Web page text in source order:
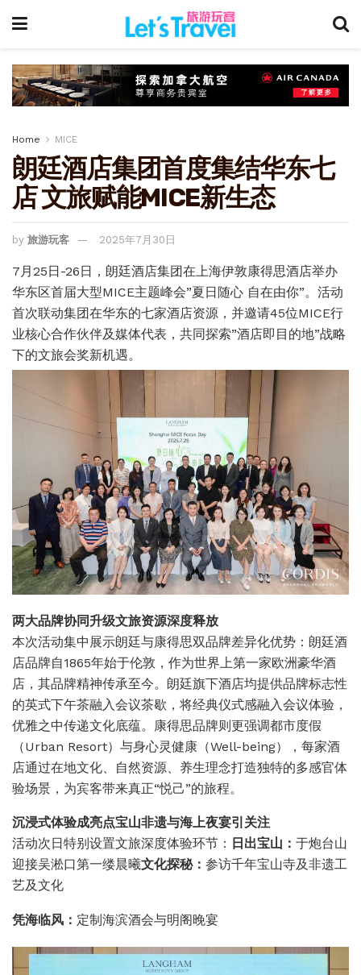
Home MICE
朗廷酒店集团首度集结华东七
店 文旅赋能MICE新生态
by 旅游玩客 2025年7月30日
7月25日-26日，朗廷酒店集团在上海伊敦康得思酒店举办
华东区首届大型MICE主题峰会”夏日随心 自在由你”。活动
首次联动集团在华东的七家酒店资源，并邀请45位MICE行
业核心合作伙伴及媒体代表，共同探索”酒店即目的地”战略
下的文旅会奖新机遇。
两大品牌协同升级文旅资源深度释放
本次活动集中展示朗廷与康得思双品牌差异化优势： 朗廷酒
店品牌自1865年始于伦敦，作为世界上第一家欧洲豪华酒
店，其品牌精神传承至今。朗廷旗下酒店均提供品牌标志性
的英式下午茶融入会议茶歇，将经典仪式感融入会议体验，
优雅之中传递文化底蕴。 康得思品牌则更强调都市度假
（Urban Resort）与身心灵健康（Well-being），每家酒
店通过在地文化、自然资源、养生理念打造独特的多感官体
验场景，为宾客带来真正“悦己”的旅程。
沉浸式体验成亮点宝山非遗与海上夜宴引关注
活动次日特别设置文旅深度体验环节： 日出宝山： 于炮台山
迎接吴淞口第一缕晨曦文化探秘： 参访千年宝山寺及非遗工
艺及文化
凭海临风： 定制海滨酒会与明阁晚宴